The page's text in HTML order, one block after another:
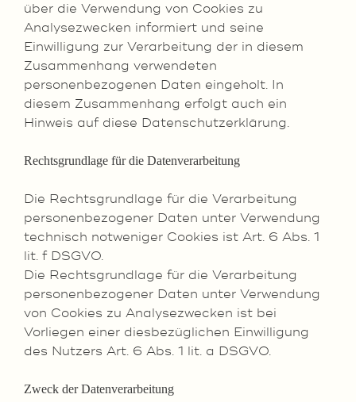
über die Verwendung von Cookies zu
Analysezwecken informiert und seine
Einwilligung zur Verarbeitung der in diesem
Zusammenhang verwendeten
personenbezogenen Daten eingeholt. In
diesem Zusammenhang erfolgt auch ein
Hinweis auf diese Datenschutzerklärung.
Rechtsgrundlage für die Datenverarbeitung
Die Rechtsgrundlage für die Verarbeitung
personenbezogener Daten unter Verwendung
technisch notweniger Cookies ist Art. 6 Abs. 1
lit. f DSGVO.
Die Rechtsgrundlage für die Verarbeitung
personenbezogener Daten unter Verwendung
von Cookies zu Analysezwecken ist bei
Vorliegen einer diesbezüglichen Einwilligung
des Nutzers Art. 6 Abs. 1 lit. a DSGVO.
Zweck der Datenverarbeitung